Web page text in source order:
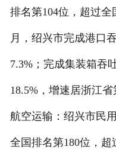
排名第104位，超过全
月，绍兴市完成港口
7.3%；完成集装箱吞
18.5%，增速居浙江省
航空运输：绍兴市民
全国排名第180位，超